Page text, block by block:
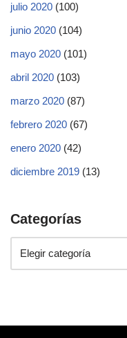
julio 2020 (100)
junio 2020 (104)
mayo 2020 (101)
abril 2020 (103)
marzo 2020 (87)
febrero 2020 (67)
enero 2020 (42)
diciembre 2019 (13)
Categorías